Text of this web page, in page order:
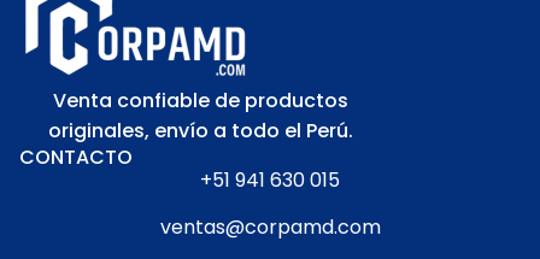
Venta confiable de productos
originales, envío a todo el Perú.
CONTACTO
+51 941 630 015
ventas@corpamd.com